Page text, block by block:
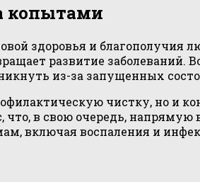
копытами
здоровья и благополучия
развитие
из-за запущенных
чистку, но и
в свою очередь,
включая воспаления и